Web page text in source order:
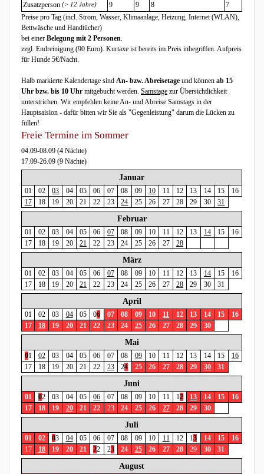
Zusatzperson (> 12 Jahre) 9 9 8
7
Preise pro Tag (incl. Strom, Wasser, Klimaanlage, Heizung, Internet (WLAN),
Bettwäsche und Handtücher)
bei einer Belegung mit 2 Personen.
zzgl. Endreinigung (90 Euro). Kurtaxe ist bereits im Preis inbegriffen. Aufpreis
für Hunde 5€/Nacht.
Halb markierte Kalendertage sind An- bzw. Abreisetage und können ab 15
Uhr bzw. bis 10 Uhr mitgebucht werden. Samstage zur Übersichtlichkeit
unterstrichen. Wir empfehlen keine An- und Abreise Samstags in der
Hauptsaision - dafür bitten wir Sie als "Gegenleistung" darum die Lücken zu
füllen!
Freie Termine im Sommer
04.09-08.09 (4 Nächte)
17.09-26.09 (9 Nächte)
Januar
01 02 03 04 05 06 07 08 09 10 11 12 13 14 15
16
17
18 19 20 21 22 23 24 25 26 27 28 29 30 31
Februar
01 02 03 04 05 06 07 08 09 10 11 12 13 14 15
16
17
18 19 20 21 22 23 24 25 26 27 28
März
01 02 03 04 05 06 07 08 09 10 11 12 13 14 15
16
17
18 19 20 21 22 23 24 25 26 27 28 29 30 31
April
01 02 03 04 05 06 07 08 09 10 11 12 13 14 15
16
17
18 19 20 21 22 23 24 25 26 27 28 29 30
Mai
01 02 03 04 05 06 07 08 09 10 11 12 13 14 15
16
17
18 19 20 21 22 23 24 25 26 27 28 29 30 31
Juni
01 02 03 04 05 06 07 08 09 10 11 12 13 14 15
16
17
18 19 20 21 22 23 24 25 26 27 28 29 30
Juli
01 02 03 04 05 06 07 08 09 10 11 12 13 14 15
16
17 18 19 20 21 22 23 24 25 26 27 28 29 30 31
August